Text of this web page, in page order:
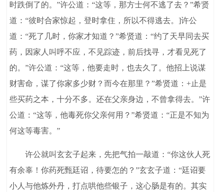
时跌倒了的。”许公道：“这等，那方士何不逃了去？”希贤
道：“彼时合家惊起，登时拿住，所以不得逃去。]许公
道：“死了几时，你家才知道？”希贤道：“约了天早同去买
药，因家人叫呼不应，不见踪迹，前后找寻，才看见死了
的。”许公道：“这等，他要走时，也去久了。他招上说谋
财害命，谋了你家多少财？而今在那里？”希贤道：+止是
些买药之本，十分不多。还在父亲身边，不曾拿得去。”许
公道：“这等，他毒死你父亲何用？”希贤道：“正是不知为
何这等毒害。”
许公就叫玄玄子起来，先把气拍一敲道：“你这伙人死
有余辜！你药死甄廷诏，待要怎的？”玄玄子道：“廷诏要
小人与他炼外丹，打点哄他些银子，这心肠是有的。其实